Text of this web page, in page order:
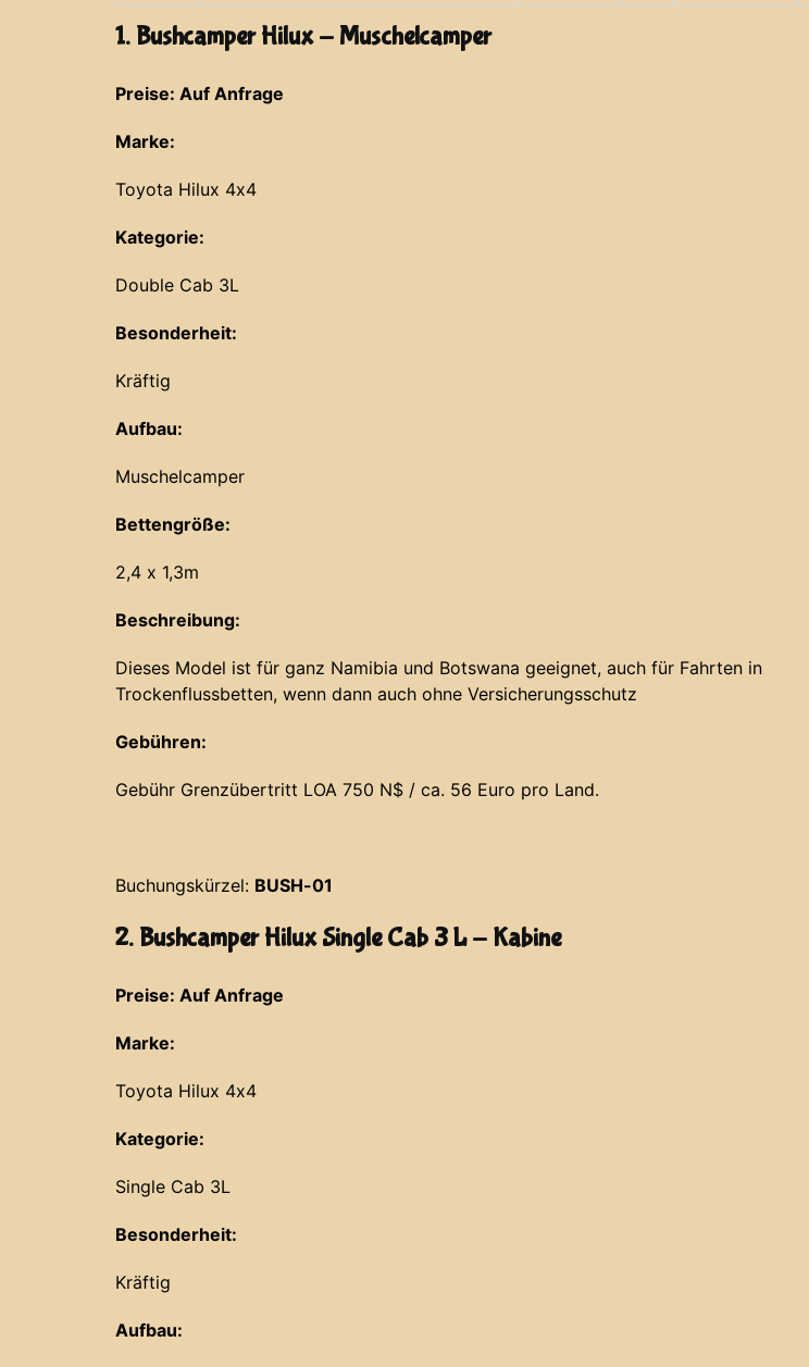
1. Bushcamper Hilux - Muschelcamper
Preise: Auf Anfrage
Marke:
Toyota Hilux 4x4
Kategorie:
Double Cab 3L
Besonderheit:
Kräftig
Aufbau:
Muschelcamper
Bettengröße:
2,4 x 1,3m
Beschreibung:
Dieses Model ist für ganz Namibia und Botswana geeignet, auch für Fahrten in
Trockenflussbetten, wenn dann auch ohne Versicherungsschutz
Gebühren:
Gebühr Grenzübertritt LOA 750 N$ / ca. 56 Euro pro Land.
Buchungskürzel: BUSH-01
2. Bushcamper Hilux Single Cab 3 L - Kabine
Preise: Auf Anfrage
Marke:
Toyota Hilux 4x4
Kategorie:
Single Cab 3L
Besonderheit:
Kräftig
Aufbau: